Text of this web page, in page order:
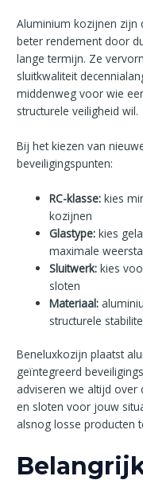
Aluminium kozijnen zijn
beter rendement door
lange termijn. Ze
sluitkwaliteit
middenweg voor wie
structurele veiligheid wil.
Bij het kiezen van
beveiligingspunten:
RC-klasse: kies
kozijnen
Glastype: kies
maximale
Sluitwerk: kies
sloten
Materiaal:
structurele
Beneluxkozijn plaatst
geïntegreerd
adviseren we altijd over
en sloten voor jouw
alsnog losse producten